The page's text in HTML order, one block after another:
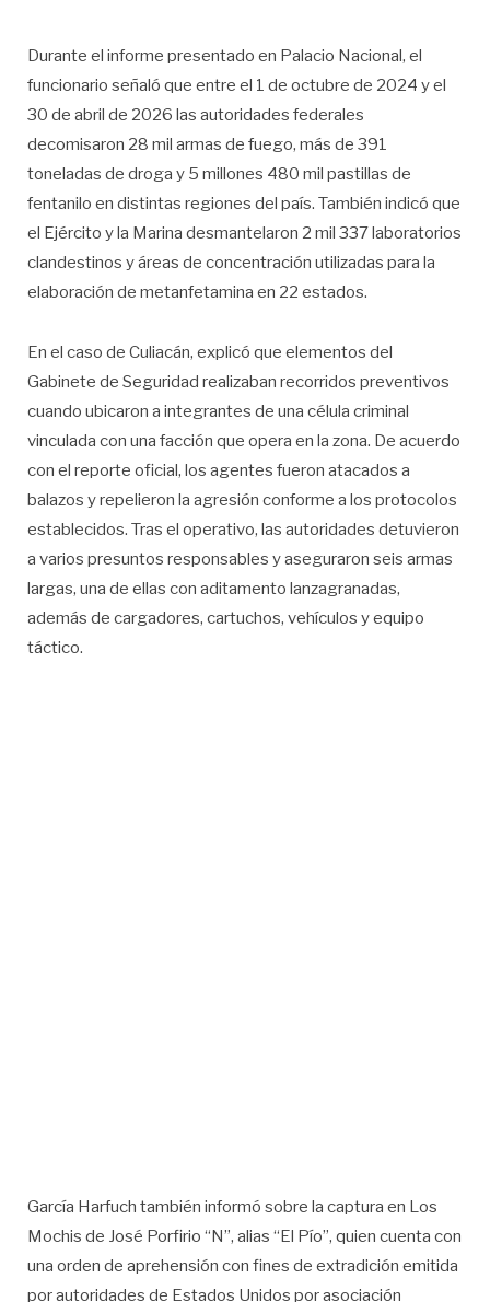
Durante el informe presentado en Palacio Nacional, el
funcionario señaló que entre el 1 de octubre de 2024 y el
30 de abril de 2026 las autoridades federales
decomisaron 28 mil armas de fuego, más de 391
toneladas de droga y 5 millones 480 mil pastillas de
fentanilo en distintas regiones del país. También indicó que
el Ejército y la Marina desmantelaron 2 mil 337 laboratorios
clandestinos y áreas de concentración utilizadas para la
elaboración de metanfetamina en 22 estados.
En el caso de Culiacán, explicó que elementos del
Gabinete de Seguridad realizaban recorridos preventivos
cuando ubicaron a integrantes de una célula criminal
vinculada con una facción que opera en la zona. De acuerdo
con el reporte oficial, los agentes fueron atacados a
balazos y repelieron la agresión conforme a los protocolos
establecidos. Tras el operativo, las autoridades detuvieron
a varios presuntos responsables y aseguraron seis armas
largas, una de ellas con aditamento lanzagranadas,
además de cargadores, cartuchos, vehículos y equipo
táctico.
García Harfuch también informó sobre la captura en Los
Mochis de José Porfirio “N”, alias “El Pío”, quien cuenta con
una orden de aprehensión con fines de extradición emitida
por autoridades de Estados Unidos por asociación